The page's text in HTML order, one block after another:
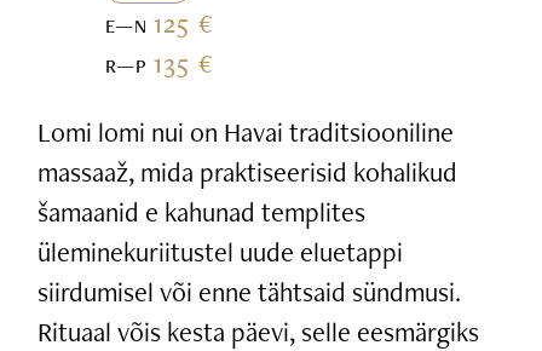
E—N125 €
R—P135 €
Lomi lomi nui on Havai traditsiooniline
massaaž, mida praktiseerisid kohalikud
šamaanid e kahunad templites
üleminekuriitustel uude eluetappi
siirdumisel või enne tähtsaid sündmusi.
Rituaal võis kesta päevi, selle eesmärgiks